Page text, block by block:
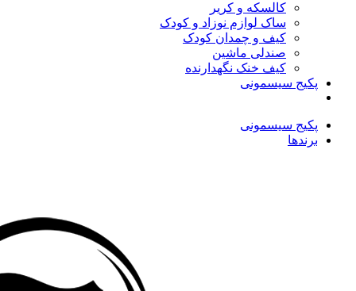
کالسکه و کریر
ساک لوازم نوزاد و کودک
کیف و چمدان کودک
صندلی ماشین
کیف خنک نگهدارنده
پکیج سیسمونی
پکیج سیسمونی
برندها